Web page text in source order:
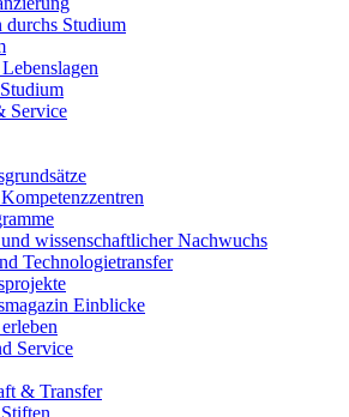
durchs Studium
Service
wissenschaftlicher Nachwuchs
Technologietransfer
Einblicke
Service
& Transfer